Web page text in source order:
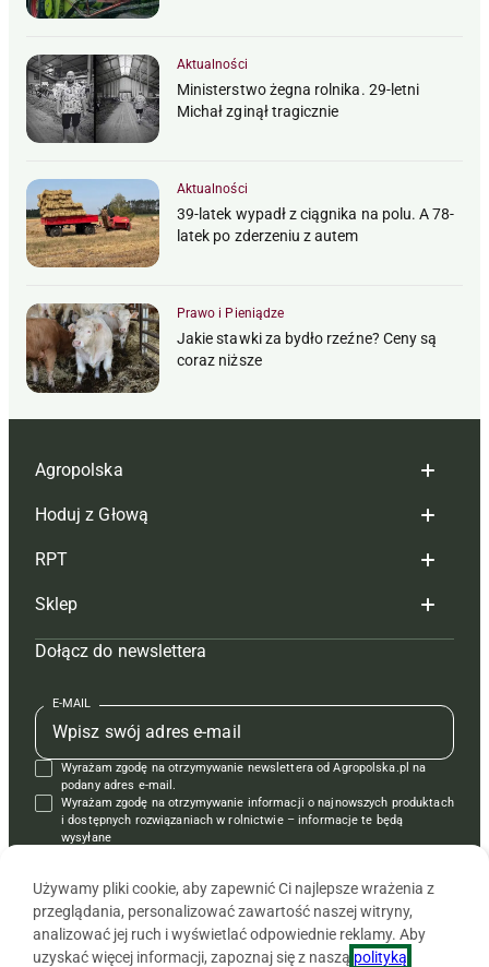
Aktualności
Ministerstwo żegna rolnika. 29-letni
Michał zginął tragicznie
Aktualności
39-latek wypadł z ciągnika na polu. A 78-
latek po zderzeniu z autem
Prawo i Pieniądze
Jakie stawki za bydło rzeźne? Ceny są
coraz niższe
Agropolska
Redakcja
Reklama
Tagi
Mapa serwisu
Kontakt
Regulamin
Polityka prywatności
Hoduj z Głową
Hoduj z głową bydło
Hoduj z głową świnie
Prenumerata
Redakcja
Kontakt
Reklama
RPT
Redakcja
Prenumerata
Reklama
Kontakt
Krzyżówki
Sklep
Czasopisma i prenumerata
Książki
Regulamin
Dołącz do newslettera
E-MAIL
Wyrażam zgodę na otrzymywanie newslettera od Agropolska.pl na
podany adres e-mail.
Wyrażam zgodę na otrzymywanie informacji o najnowszych produktach
i dostępnych rozwiązaniach w rolnictwie – informacje te będą
wysyłane
Używamy pliki cookie, aby zapewnić Ci najlepsze wrażenia z
przeglądania, personalizować zawartość naszej witryny,
analizować jej ruch i wyświetlać odpowiednie reklamy. Aby
uzyskać więcej informacji, zapoznaj się z naszą polityką